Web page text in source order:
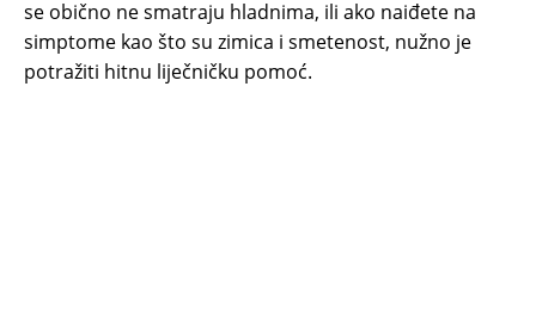
se obično ne smatraju hladnima, ili ako naiđete na
simptome kao što su zimica i smetenost, nužno je
potražiti hitnu liječničku pomoć.